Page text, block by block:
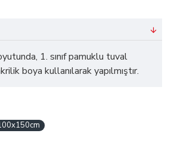
1. sınıf pamuklu tuval
boya kullanılarak yapılmıştır.